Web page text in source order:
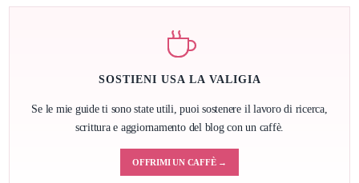
SOSTIENI USA LA VALIGIA
Se le mie guide ti sono state utili, puoi sostenere il lavoro di ricerca,
scrittura e aggiornamento del blog con un caffè.
OFFRIMI UN CAFFÈ →